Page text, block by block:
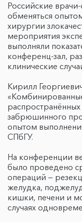
Российские
обменяться
хирургии
мероприятия
выполняли
конференц-зал,
клинические
Кирилл
забрюшинного
опытом
СПбГУ.
На конференции
было проведено
операций —
желудка,
кишки, печени и
случаях